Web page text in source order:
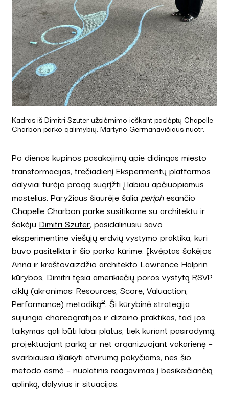
Kadras iš Dimitri Szuter užsiėmimo ieškant paslėptų Chapelle
Charbon parko galimybių. Martyno Germanavičiaus nuotr.
Po dienos kupinos pasakojimų apie didingas miesto
transformacijas, trečiadienį Eksperimentų platformos
dalyviai turėjo progą sugrįžti į labiau apčiuopiamus
mastelius. Paryžiaus šiaurėje šalia periphesančio
Chapelle Charbon parkesusitikome su architektu ir
šokėju Dimitri Szuter, pasidalinusiu savo
eksperimentine viešųjų erdvių vystymo praktika, kuri
buvo pasitelkta ir šio parko kūrime. Įkvėptas šokėjos
Anna ir kraštovaizdžio architekto Lawrence Halprin
kūrybos, Dimitri tęsia amerikiečių poros vystytą RSVP
ciklų (akronimas: Resources, Score, Valuaction,
Performance) metodiką5. Ši kūrybinė strategija
sujungia choreografijos ir dizaino praktikas, tad jos
taikymas gali būti labai platus, tiek kuriant pasirodymą,
projektuojant parką ar net organizuojant vakarienę –
svarbiausia išlaikyti atvirumą pokyčiams, nes šio
metodo esmė – nuolatinis reagavimas į besikeičiančią
aplinką, dalyvius ir situacijas.